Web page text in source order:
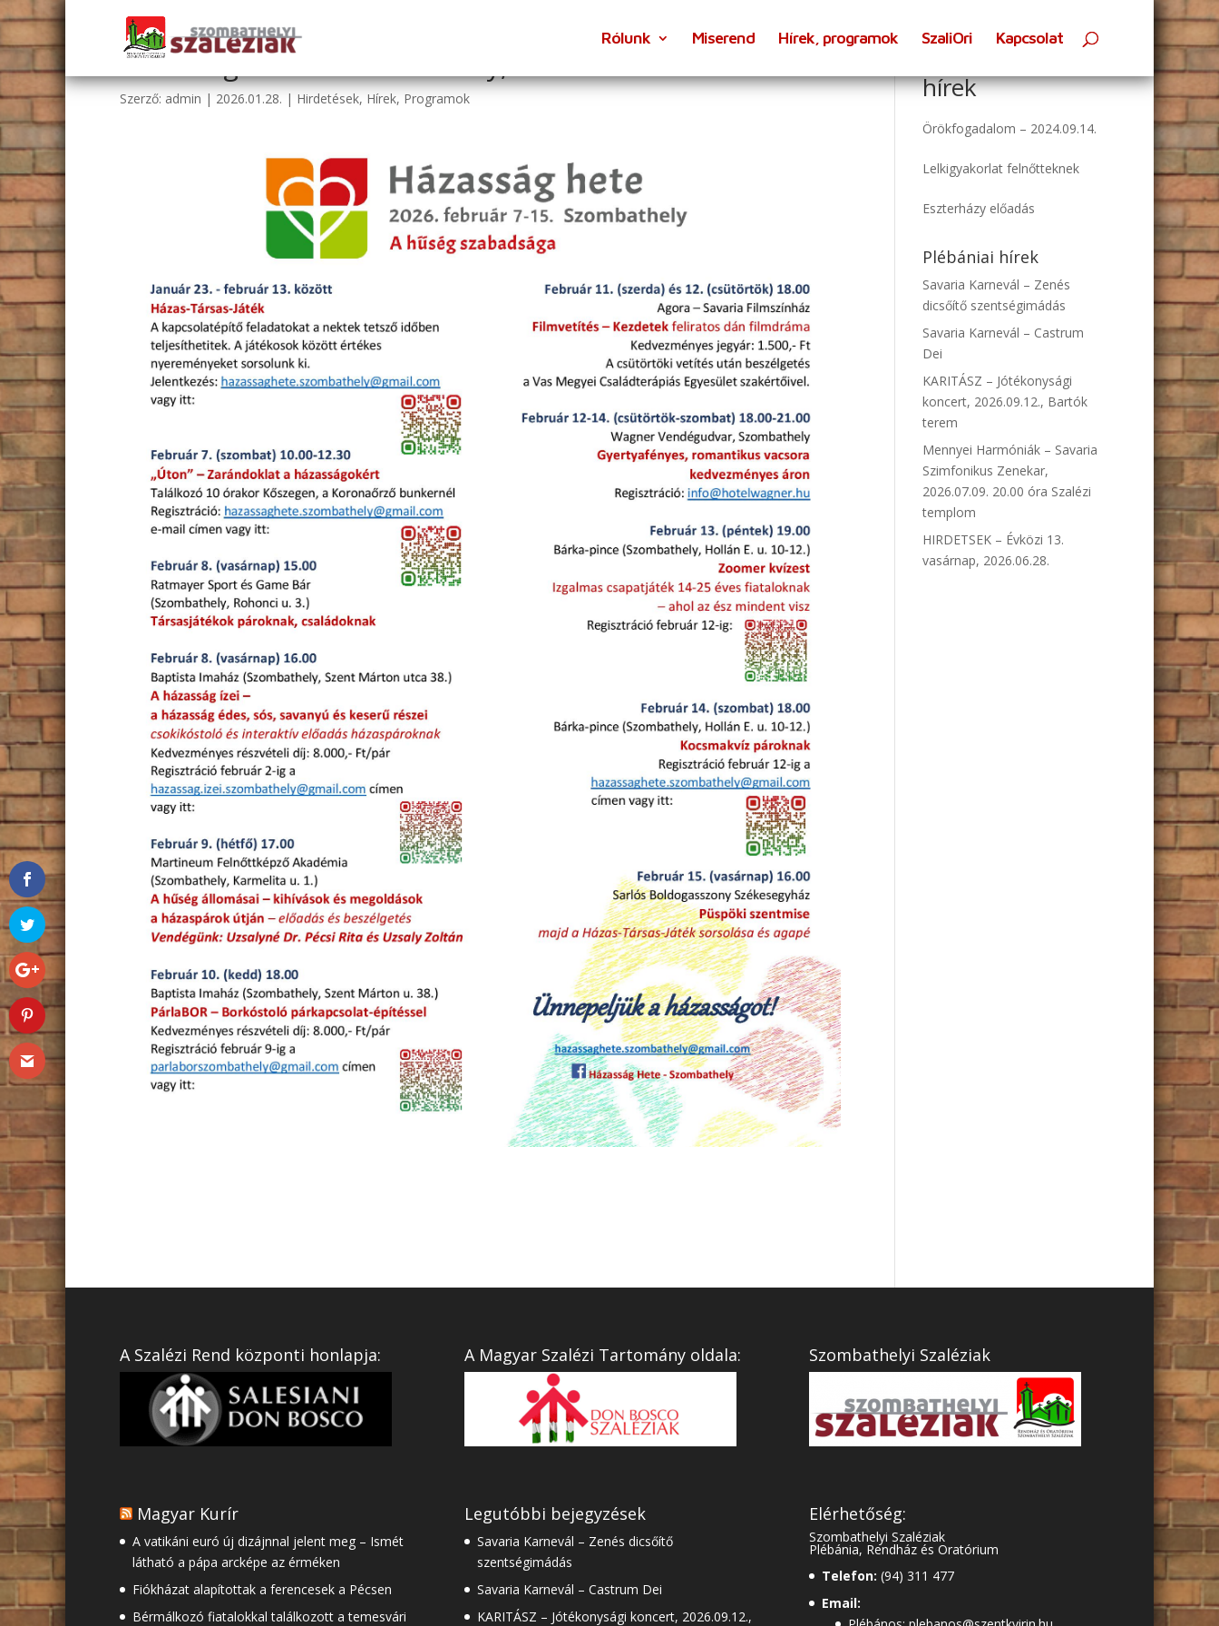
Rólunk Miserend Hírek, programok SzaliOri Kapcsolat
Házasság Hete – Szombathely, 2026.02.07-15.
Szerző: admin | 2026.01.28. | Hirdetések, Hírek, Programok hírek
Örökfogadalom – 2024.09.14.
Lelkigyakorlat felnőtteknek
Eszterházy előadás
Plébániai hírek
Savaria Karnevál – Zenés
dicsőítő szentségimádás
Savaria Karnevál – Castrum
Dei
KARITÁSZ – Jótékonysági
koncert, 2026.09.12., Bartók
terem
Mennyei Harmóniák – Savaria
Szimfonikus Zenekar,
2026.07.09. 20.00 óra Szalézi
templom
HIRDETSEK – Évközi 13.
vasárnap, 2026.06.28.
A Szalézi Rend központi honlapja:
Magyar Kurír
A vatikáni euró új dizájnnal jelent meg – Ismét
látható a pápa arcképe az érméken
Fiókházat alapítottak a ferencesek a Pécsen
Bérmálkozó fiatalokkal találkozott a temesvári
A Magyar Szalézi Tartomány oldala:
Legutóbbi bejegyzések
Savaria Karnevál – Zenés dicsőítő
szentségimádás
Savaria Karnevál – Castrum Dei
KARITÁSZ – Jótékonysági koncert, 2026.09.12.,
Szombathelyi Szaléziak
Elérhetőség:
Szombathelyi Szaléziak
Plébánia, Rendház és Oratórium
Telefon: (94) 311 477
Email: